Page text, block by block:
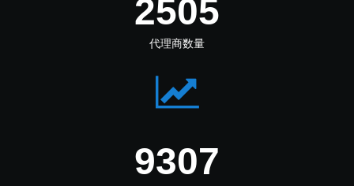
2987
代理商数量
11097